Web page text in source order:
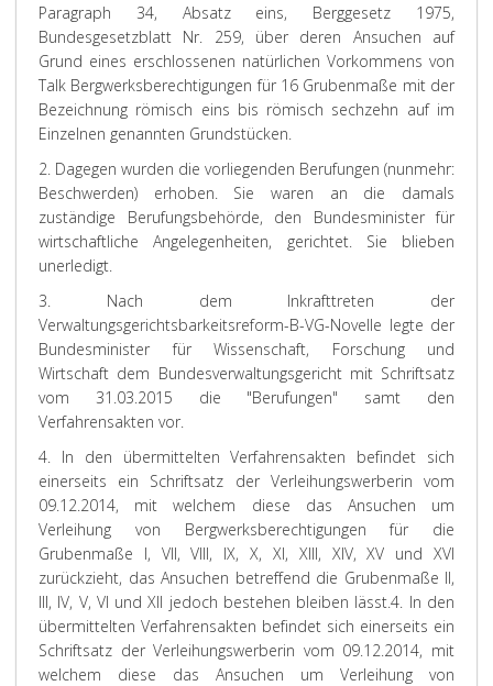
Paragraph 34, Absatz eins, Berggesetz 1975,
Bundesgesetzblatt Nr. 259, über deren Ansuchen auf
Grund eines erschlossenen natürlichen Vorkommens von
Talk Bergwerksberechtigungen für 16 Grubenmaße mit der
Bezeichnung römisch eins bis römisch sechzehn auf im
Einzelnen genannten Grundstücken.
2. Dagegen wurden die vorliegenden Berufungen (nunmehr:
Beschwerden) erhoben. Sie waren an die damals
zuständige Berufungsbehörde, den Bundesminister für
wirtschaftliche Angelegenheiten, gerichtet. Sie blieben
unerledigt.
3. Nach dem Inkrafttreten der
Verwaltungsgerichtsbarkeitsreform-B-VG-Novelle legte der
Bundesminister für Wissenschaft, Forschung und
Wirtschaft dem Bundesverwaltungsgericht mit Schriftsatz
vom 31.03.2015 die "Berufungen" samt den
Verfahrensakten vor.
4. In den übermittelten Verfahrensakten befindet sich
einerseits ein Schriftsatz der Verleihungswerberin vom
09.12.2014, mit welchem diese das Ansuchen um
Verleihung von Bergwerksberechtigungen für die
Grubenmaße I, VII, VIII, IX, X, XI, XIII, XIV, XV und XVI
zurückzieht, das Ansuchen betreffend die Grubenmaße II,
III, IV, V, VI und XII jedoch bestehen bleiben lässt.4. In den
übermittelten Verfahrensakten befindet sich einerseits ein
Schriftsatz der Verleihungswerberin vom 09.12.2014, mit
welchem diese das Ansuchen um Verleihung von